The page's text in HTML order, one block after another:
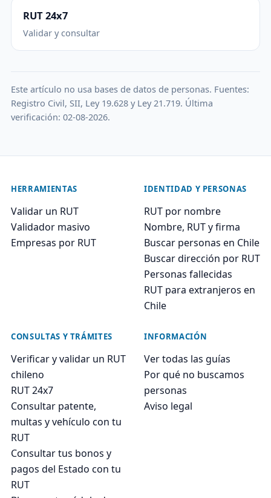
RUT 24x7
Validar y consultar
Este artículo no usa bases de datos de personas. Fuentes:
Registro Civil, SII, Ley 19.628 y Ley 21.719. Última
verificación: 02-08-2026.
HERRAMIENTAS
Validar un RUT
Validador masivo
Empresas por RUT
IDENTIDAD Y PERSONAS
RUT por nombre
Nombre, RUT y firma
Buscar personas en Chile
Buscar dirección por RUT
Personas fallecidas
RUT para extranjeros en
Chile
CONSULTAS Y TRÁMITES
Verificar y validar un RUT
chileno
RUT 24x7
Consultar patente,
multas y vehículo con tu
RUT
Consultar tus bonos y
pagos del Estado con tu
RUT
INFORMACIÓN
Ver todas las guías
Por qué no buscamos
personas
Aviso legal